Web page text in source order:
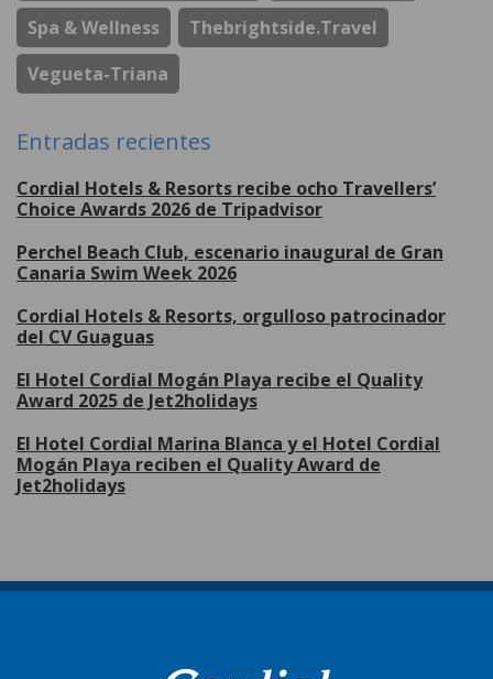
Spa & Wellness
Thebrightside.travel
Vegueta-Triana
Entradas recientes
Cordial Hotels & Resorts recibe ocho Travellers’
Choice Awards 2026 de Tripadvisor
Perchel Beach Club, escenario inaugural de Gran
Canaria Swim Week 2026
Cordial Hotels & Resorts, orgulloso patrocinador
del CV Guaguas
El Hotel Cordial Mogán Playa recibe el Quality
Award 2025 de Jet2holidays
El Hotel Cordial Marina Blanca y el Hotel Cordial
Mogán Playa reciben el Quality Award de
Jet2holidays